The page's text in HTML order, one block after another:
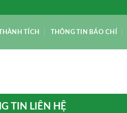
TÍCH THÔNG TIN BÁO CHÍ
TIN LIÊN HỆ